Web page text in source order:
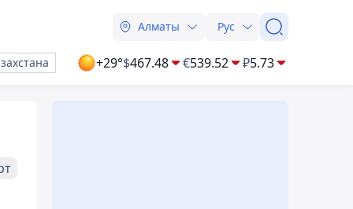
Алматы Рус
+29°$467.48 €539.52 ₽5.73